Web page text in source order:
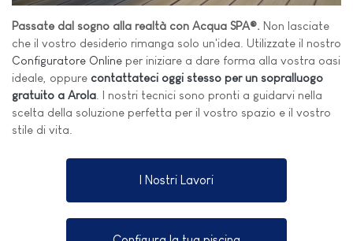
Passate dal sogno alla realtà con Acqua SPA®. Non lasciate
che il vostro desiderio rimanga solo un'idea. Utilizzate il nostro
Configuratore Online per iniziare a dare forma alla vostra oasi
ideale, oppure contattateci oggi stesso per un sopralluogo
gratuito a Arola . I nostri tecnici sono pronti a guidarvi nella
scelta della soluzione perfetta per il vostro spazio e il vostro
stile di vita.
I Nostri Lavori